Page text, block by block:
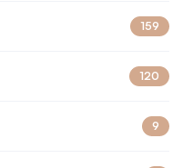
159
120
9